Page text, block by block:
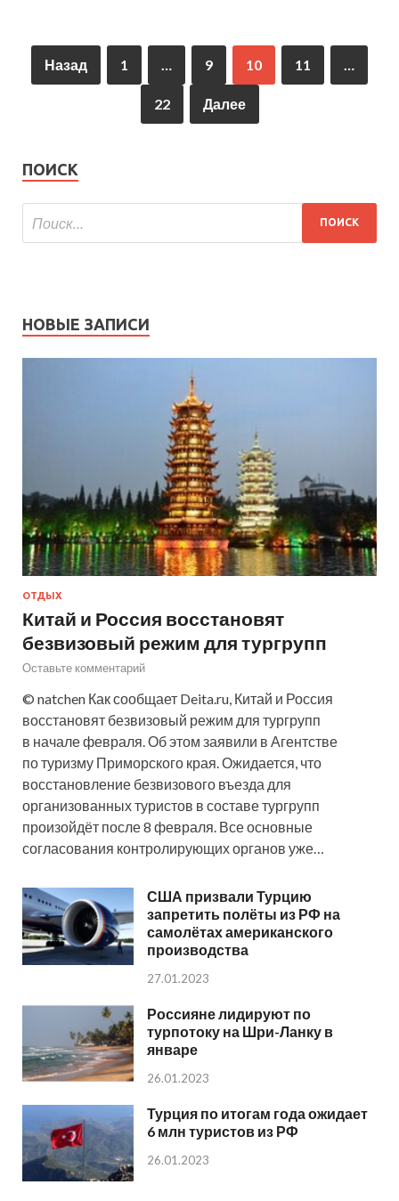
Назад 1 9 10 11
22 Далее
ПОИСК
НОВЫЕ ЗАПИСИ
ОТДЫХ
Китай и Россия восстановят
безвизовый режим для тургрупп
Оставьте комментарий
© natchen Как сообщает Deita.ru, Китай и Россия
восстановят безвизовый режим для тургрупп
в начале февраля. Об этом заявили в Агентстве
по туризму Приморского края. Ожидается, что
восстановление безвизового въезда для
организованных туристов в составе тургрупп
произойдёт после 8 февраля. Все основные
согласования контролирующих органов уже…
США призвали Турцию
запретить полёты из РФ на
самолётах американского
производства
27.01.2023
Россияне лидируют по
турпотоку на Шри-Ланку в
январе
26.01.2023
Турция по итогам года ожидает
6 млн туристов из РФ
26.01.2023